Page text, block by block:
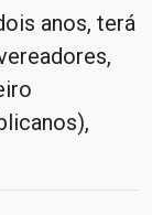
anos, terá